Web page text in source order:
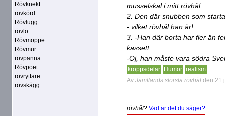
Rövknekt
rövkörd
Rövlugg
rövlö
Rövmoppe
Rövmur
rövpanna
Rövpoet
rövryttare
rövskägg
musselskal i mitt rövhål.
2. Den där snubben som
- vilket rövhål han är!
3. -Han där borta har fler än
kassett.
-Oj, han måste vara södra
kroppsdelar Humor realism
Av Jämtlands största rövhål den 21
rövhål? Vad är det du säger?